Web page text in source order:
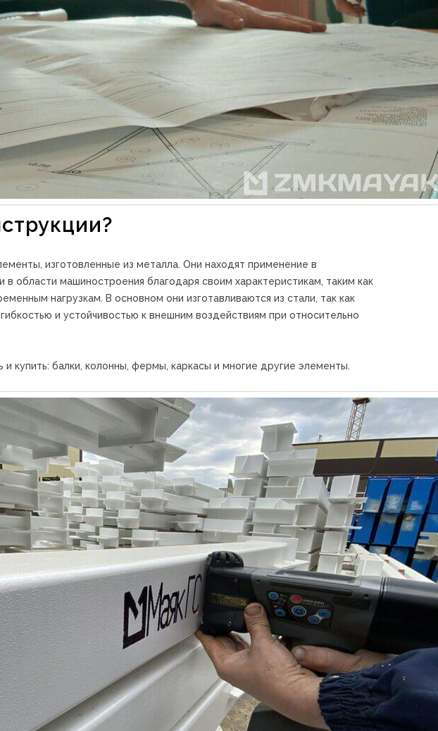
изготовленные из металла. Они находят применение в
области машиностроения благодаря своим характеристикам, таким как
нагрузкам. В основном они изготавливаются из стали, так как
и устойчивостью к внешним воздействиям при относительно
купить: балки, колонны, фермы, каркасы и многие другие элементы.